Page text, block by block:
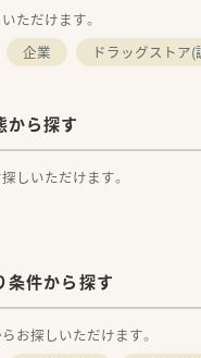
ただけます。
企業 ドラッグストア(
から探す
しいただけます。
条件から探す
お探しいただけます。